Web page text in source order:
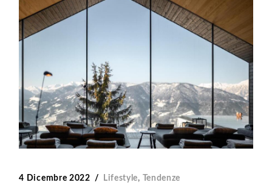
4 Dicembre 2022 Lifestyle, Tendenze